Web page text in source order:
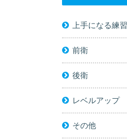
上手になる練
前衛
後衛
レベルアップ
その他